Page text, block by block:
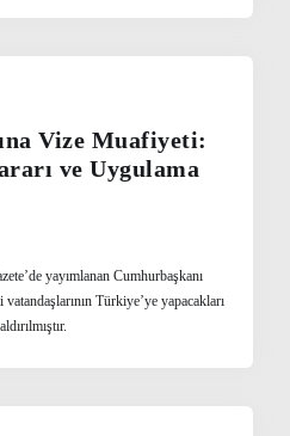
Vize Muafiyeti:
ve Uygulama
yayımlanan Cumhurbaşkanı
Türkiye’ye yapacakları